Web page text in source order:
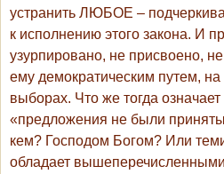
устранить ЛЮБОЕ –
к исполнению этого закона. И
узурпировано, не присвоено,
ему демократическим путем,
выборах. Что же тогда
«предложения не были
кем? Господом Богом? Или
обладает